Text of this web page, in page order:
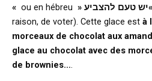
« ou en hébreu » יש טעם להצביע«
raison, de voter). Cette glace est à
morceaux de chocolat aux
glace au chocolat avec des
de brownies….